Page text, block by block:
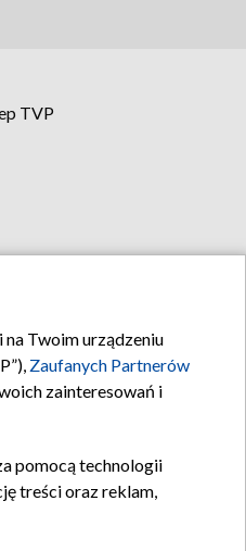
TVP
Twoim urządzeniu
Zaufanych Partnerów
zainteresowań i
pomocą technologii
treści oraz reklam,